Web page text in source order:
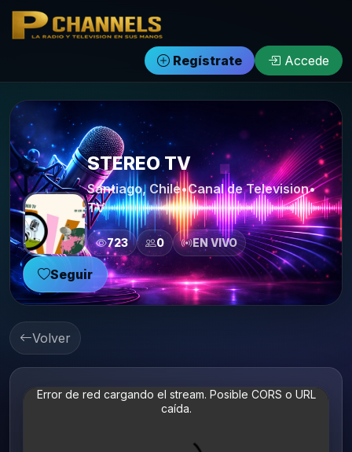
PCHANNELS
Regístrate Accede
STEREO TV
Santiago, Chile•Canal de Television•
TV
723 0 EN VIVO
Seguir
Volver
Error de red cargando el stream. Posible CORS o URL
caída.